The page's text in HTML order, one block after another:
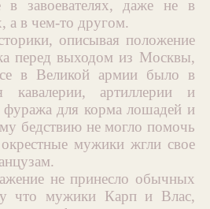
в завоевателях, даже не в
а в чем-то другом.
описывая положение
перед выходом из Москвы,
в Великой армии было в
кавалерии, артиллерии и
для корма лошадей и
бедствию не могло помочь
мужики жгли свое
не принесло обычных
что мужики Карп и Влас,